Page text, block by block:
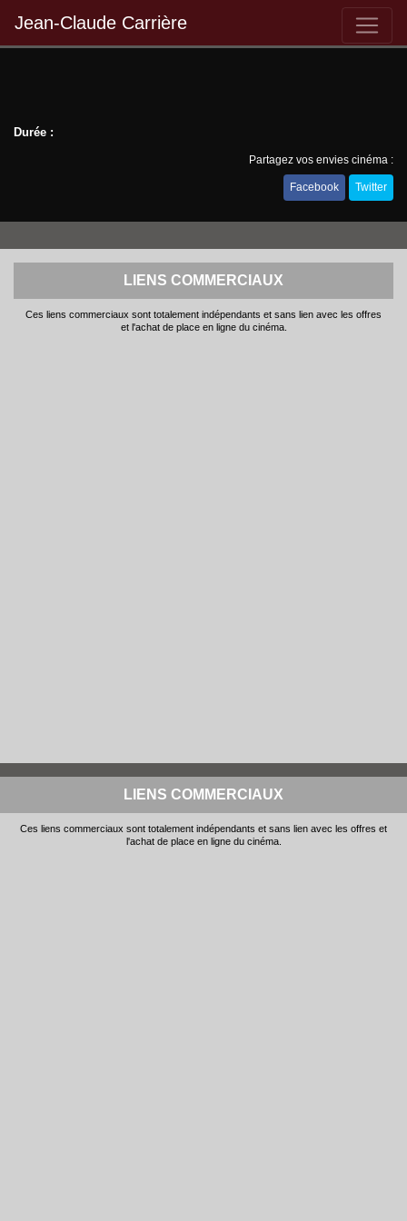
Jean-Claude Carrière
Durée :
Partagez vos envies cinéma :
Facebook Twitter
LIENS COMMERCIAUX
Ces liens commerciaux sont totalement indépendants et sans lien avec les offres
et l'achat de place en ligne du cinéma.
LIENS COMMERCIAUX
Ces liens commerciaux sont totalement indépendants et sans lien avec les offres et
l'achat de place en ligne du cinéma.